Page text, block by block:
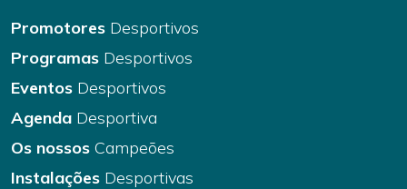
Promotores Desportivos
Programas Desportivos
Eventos Desportivos
Agenda Desportiva
Os nossos Campeões
Instalações Desportivas